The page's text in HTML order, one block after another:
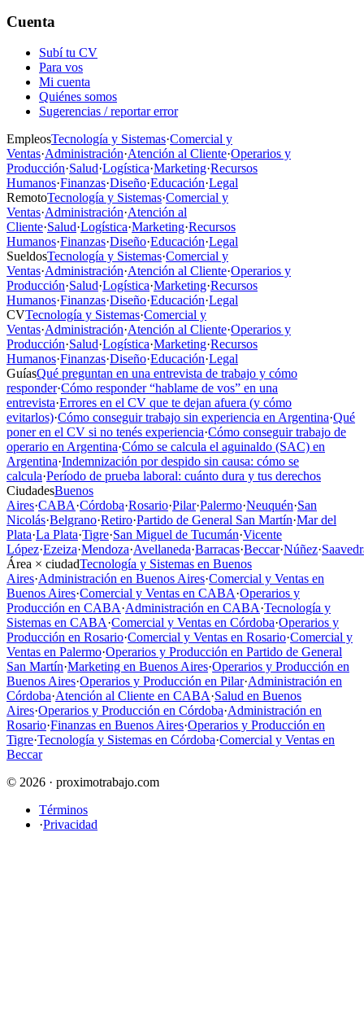
Cuenta
Subí tu CV
Para vos
Mi cuenta
Quiénes somos
Sugerencias / reportar error
EmpleosTecnología y Sistemas·Comercial y
Ventas·Administración·Atención al Cliente·Operarios y
Producción·Salud·Logística·Marketing·Recursos
Humanos·Finanzas·Diseño·Educación·Legal
RemotoTecnología y Sistemas·Comercial y
Ventas·Administración·Atención al
Cliente·Salud·Logística·Marketing·Recursos
Humanos·Finanzas·Diseño·Educación·Legal
SueldosTecnología y Sistemas·Comercial y
Ventas·Administración·Atención al Cliente·Operarios y
Producción·Salud·Logística·Marketing·Recursos
Humanos·Finanzas·Diseño·Educación·Legal
CVTecnología y Sistemas·Comercial y
Ventas·Administración·Atención al Cliente·Operarios y
Producción·Salud·Logística·Marketing·Recursos
Humanos·Finanzas·Diseño·Educación·Legal
GuíasQué preguntan en una entrevista de trabajo y cómo
responder·Cómo responder “hablame de vos” en una
entrevista·Errores en el CV que te dejan afuera (y cómo
evitarlos)·Cómo conseguir trabajo sin experiencia en Argentina·Qué
poner en el CV si no tenés experiencia·Cómo conseguir trabajo de
operario en Argentina·Cómo se calcula el aguinaldo (SAC) en
Argentina·Indemnización por despido sin causa: cómo se
calcula·Período de prueba laboral: cuánto dura y tus derechos
CiudadesBuenos
Aires·CABA·Córdoba·Rosario·Pilar·Palermo·Neuquén·San
Nicolás·Belgrano·Retiro·Partido de General San Martín·Mar del
Plata·La Plata·Tigre·San Miguel de Tucumán·Vicente
López·Ezeiza·Mendoza·Avellaneda·Barracas·Beccar·Núñez·
Área × ciudadTecnología y Sistemas en Buenos
Aires·Administración en Buenos Aires·Comercial y Ventas en
Buenos Aires·Comercial y Ventas en CABA·Operarios y
Producción en CABA·Administración en CABA·Tecnología y
Sistemas en CABA·Comercial y Ventas en Córdoba·Operarios y
Producción en Rosario·Comercial y Ventas en Rosario·Comercial y
Ventas en Palermo·Operarios y Producción en Partido de General
San Martín·Marketing en Buenos Aires·Operarios y Producción en
Buenos Aires·Operarios y Producción en Pilar·Administración en
Córdoba·Atención al Cliente en CABA·Salud en Buenos
Aires·Operarios y Producción en Córdoba·Administración en
Rosario·Finanzas en Buenos Aires·Operarios y Producción en
Tigre·Tecnología y Sistemas en Córdoba·Comercial y Ventas en
Beccar
© 2026 · proximotrabajo.com
Términos
·Privacidad